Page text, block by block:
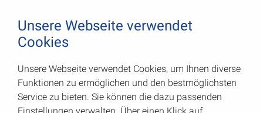
Rundstahlketten Form C
Art.-Nr.: 008200030Z
Unsere Webseite verwendet
Cookies
Unsere Webseite verwendet Cookies, um Ihnen diverse
Funktionen zu ermöglichen und den bestmöglichsten
Service zu bieten. Sie können die dazu passenden